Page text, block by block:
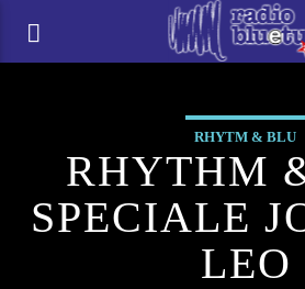
RHYTM & BLU
RHYTHM
SPECIALE
LEO